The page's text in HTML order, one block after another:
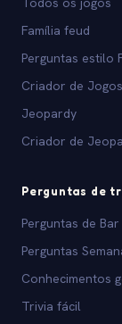
Família feud
Perguntas estilo
Criador de
Jeopardy
Criador de
Perguntas de
Perguntas de
Perguntas
Conhecimentos
Trivia fácil